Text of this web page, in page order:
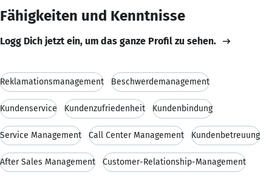
Fähigkeiten und Kenntnisse
Logg Dich jetzt ein, um das ganze Profil zu sehen.
Reklamationsmanagement Beschwerdemanagement
Kundenservice Kundenzufriedenheit Kundenbindung
Service Management Call Center Management Kundenbetreuung
After Sales Management Customer-Relationship-Management